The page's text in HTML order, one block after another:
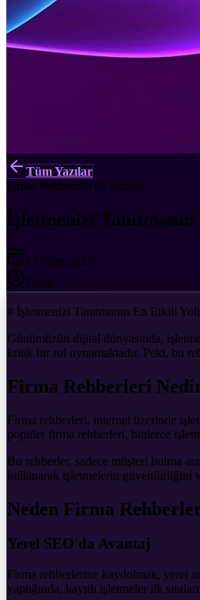
Tüm Yazılar
Firma Rehberi 10 dk okuma
İşletmenizi
15 Mart 2024
10 dk
# İşletmenizi Tanıtmanın En Etkili
Günümüzün dijital dünyasında,
kritik bir rol oynamaktadır. Peki, bu
Firma Rehberleri
Firma rehberleri, internet üzerinde
popüler firma rehberleri, binlerce
Bu rehberler, sadece müşteri bulma
kullanarak işletmelerin güvenilirliğini
Neden Firma
Yerel SEO'da Avantaj
Firma rehberlerine kaydolmak, yerel
yaptığında, kayıtlı işletmeler ilk